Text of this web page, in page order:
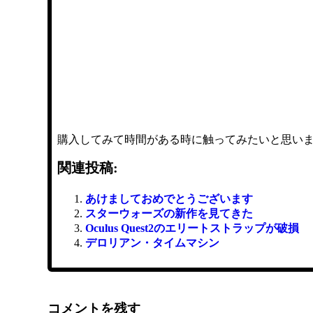
購入してみて時間がある時に触ってみたいと思いま
関連投稿:
あけましておめでとうございます
スターウォーズの新作を見てきた
Oculus Quest2のエリートストラップが破損
デロリアン・タイムマシン
コメントを残す